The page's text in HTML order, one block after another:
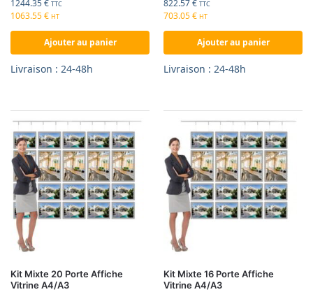
1244.35€ TTC
1063.55€ HT
Ajouter au panier
Livraison : 24-48h
822.57€ TTC
703.05€ HT
Ajouter au panier
Livraison : 24-48h
Kit Mixte 20 Porte Affiche
Vitrine A4/A3
Kit Mixte 16 Porte Affiche
Vitrine A4/A3